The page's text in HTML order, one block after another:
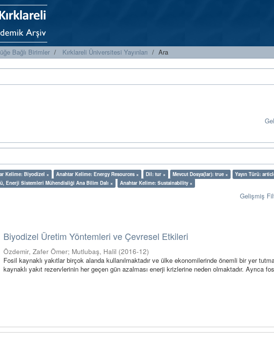
Bağlı Birimler Kırklareli Üniversitesi Yayınları Ara
Kelime: Biyodizel × Anahtar Kelime: Energy Resources × Dil: tur × Mevcut Dosya(lar): true ×
Yayın Türü:
Enerji Sistemleri Mühendisliği Ana Bilim Dalı ×
Anahtar Kelime: Sustainability ×
Gelişmiş
Biyodizel Üretim Yöntemleri ve Çevresel Etkileri
Özdemir, Zafer Ömer; Mutlubaş, Halil (2016-12)
Fosil kaynaklı yakıtlar birçok alanda kullanılmaktadır ve ülke ekonomilerinde önemli bir yer
kaynaklı yakıt rezervlerinin her geçen gün azalması enerji krizlerine neden olmaktadır. Ayrıca